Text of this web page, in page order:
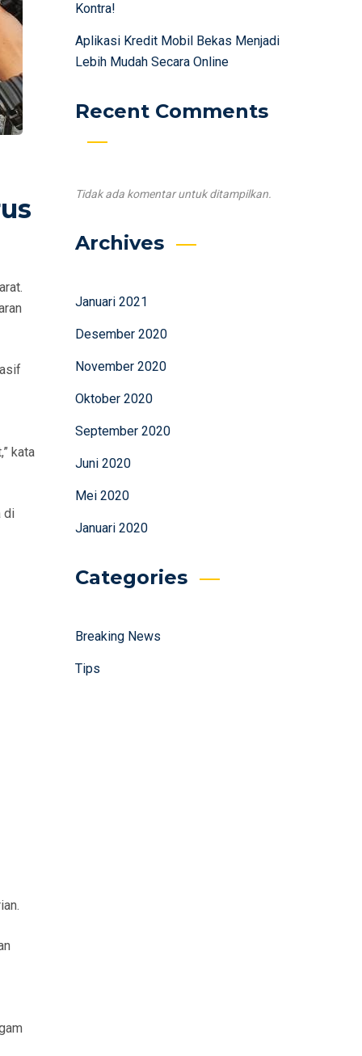
kata
di
Kontra!
Aplikasi Kredit Mobil Bekas Menjadi
Lebih Mudah Secara Online
Recent Comments
Tidak ada komentar untuk ditampilkan.
Archives
Januari 2021
Desember 2020
November 2020
Oktober 2020
September 2020
Juni 2020
Mei 2020
Januari 2020
Categories
Breaking News
Tips